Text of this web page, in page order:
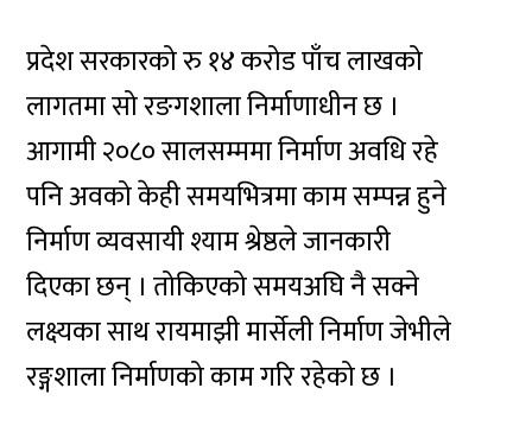
प्रदेश सरकारको रु १४ करोड पाँच लाखको
लागतमा सो रङगशाला निर्माणाधीन छ ।
आगामी २०८० सालसम्ममा निर्माण अवधि रहे
पनि अवको केही समयभित्रमा काम सम्पन्न हुने
निर्माण व्यवसायी श्याम श्रेष्ठले जानकारी
दिएका छन् । तोकिएको समयअघि नै सक्ने
लक्ष्यका साथ रायमाझी मार्सेली निर्माण जेभीले
रङ्गशाला निर्माणको काम गरि रहेको छ ।